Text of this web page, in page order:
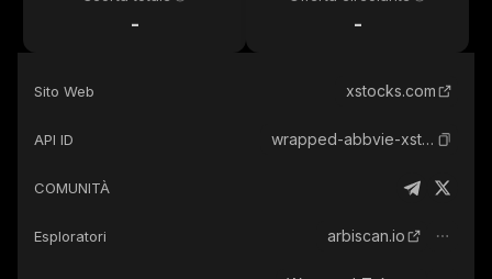
- -
Sito Web xstocks.com
API ID wrapped-abbvie-xstock
COMUNITÀ
Esploratori arbiscan.io